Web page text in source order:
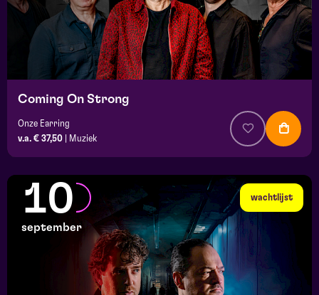
Coming On Strong
Onze Earring
v.a. € 37,50
Muziek
wachtlijst
10
september